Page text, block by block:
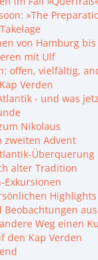
»The
von Hamburg
mit Ulf
offen, vielfältig,
Verden
- und was
Nikolaus
zweiten Advent
Überquerung
alter Tradition
Exkursionen
Highlights
Beobachtungen
Weg einen
den Kap Verden